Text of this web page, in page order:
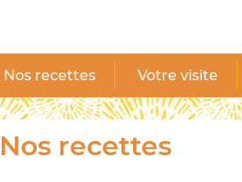
Nos recettes Votre visite
Nos recettes